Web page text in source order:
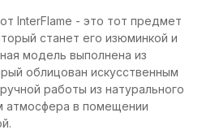
InterFlame - это тот предмет
станет его изюминкой и
модель выполнена из
облицован искусственным
работы из натурального
атмосфера в помещении